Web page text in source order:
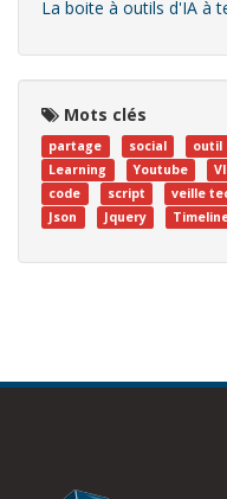
La boite à outils d'IA à
Mots clés
partage social outil
Learning
Youtube
code
script veille
Json
Jquery